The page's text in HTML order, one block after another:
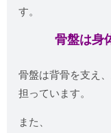
す。
骨盤は身
骨盤は背骨を支え
担っています。
また、